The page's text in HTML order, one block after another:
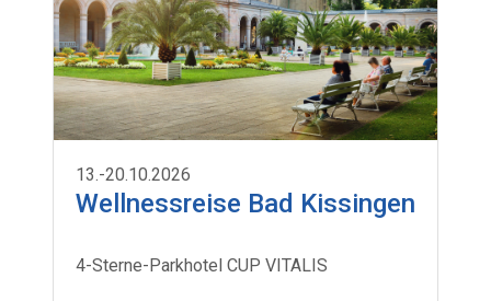
13.-20.10.2026
Wellnessreise Bad Kissingen
4-Sterne-Parkhotel CUP VITALIS